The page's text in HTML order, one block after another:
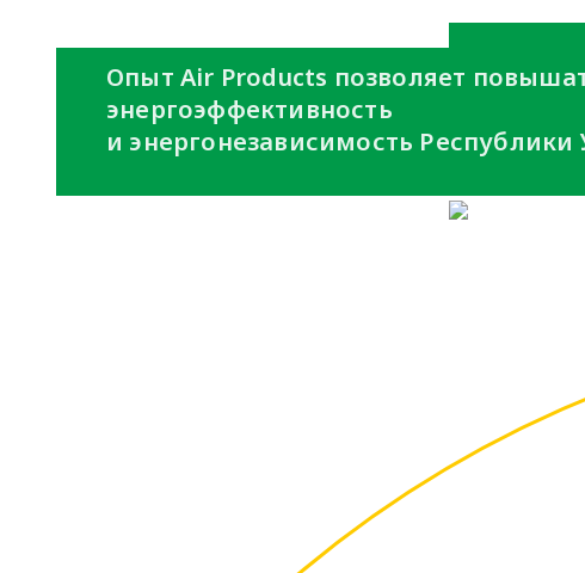
Опыт Air Products позволяет
энергоэффективность
и энергонезависимость Республики